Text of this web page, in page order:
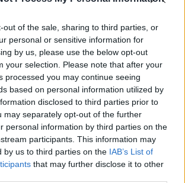
out of the sale, sharing to third parties, or
personal or sensitive information for
by us, please use the below opt-out
your selection. Please note that after your
processed you may continue seeing
based on personal information utilized by
disclosed to third parties prior to
may separately opt-out of the further
personal information by third parties on the
participants. This information may
by us to third parties on the IAB’s List of
that may further disclose it to other
00:02:22
šie papuošalai, nustebsite
00:06:56
su deimantais prie puodelio kavos –
įsigyti patikusį papuošalą
00:00:53
apšvarinusių vagišių – prašo